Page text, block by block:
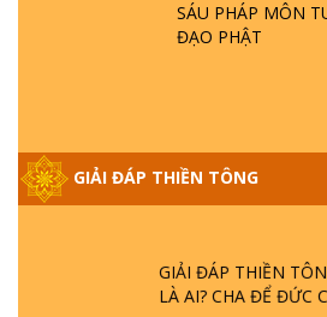
SÁU PHÁP MÔN
ĐẠO PHẬT
GIẢI ĐÁP THIỀN TÔNG
GIẢI ĐÁP VỀ LỄ
NGỌC LÂM VỀ PHẬT
- BÁC NGUYỄN
GIẢI ĐÁP THIỀN
LÀ AI? CHA ĐỂ ĐỨC